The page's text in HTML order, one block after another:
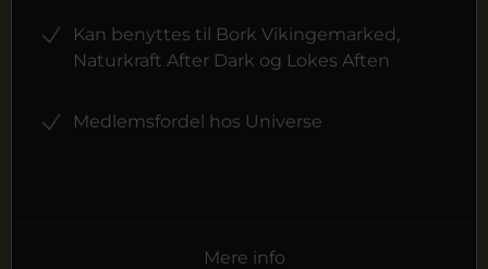
Kan benyttes til Bork Vikingemarked,
Naturkraft After Dark og Lokes Aften
Medlemsfordel hos Universe
Mere info